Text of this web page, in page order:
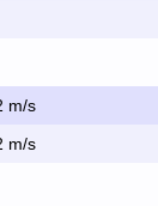
m/s
m/s